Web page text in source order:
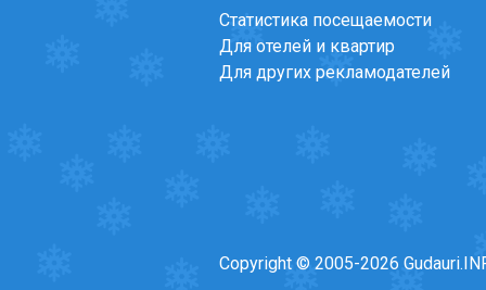
Статистика посещаемости
Для отелей и квартир
Для других рекламодателей
Copyright © 2005-2026